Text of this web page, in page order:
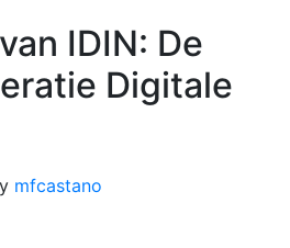
IDIN: De
Digitale
mfcastano